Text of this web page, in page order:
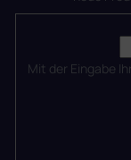
Mit der Eingabe